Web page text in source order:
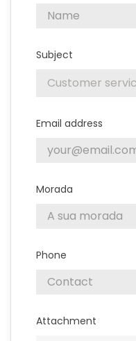
Subject
Email address
Morada
Phone
Attachment